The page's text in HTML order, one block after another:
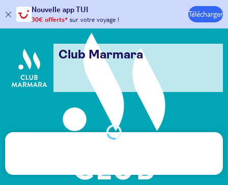
Nouvelle app TUI
30€ offerts*sur votre
avec le code :HAPPYAPP
Télécharger
Hôtels & Clubs
Club Marmara